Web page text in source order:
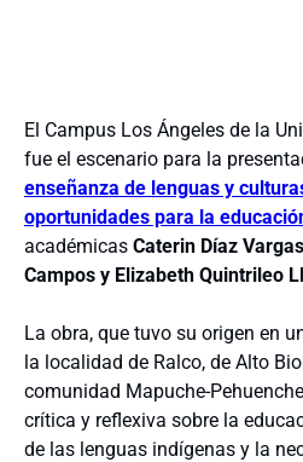
El Campus Los Ángeles de la
fue el escenario para la
enseñanza de lenguas y
oportunidades para la
académicas Caterin Díaz
Campos y Elizabeth Quintrileo
La obra, que tuvo su origen en
la localidad de Ralco, de Alto
comunidad Mapuche-
crítica y reflexiva sobre la
de las lenguas indígenas y la